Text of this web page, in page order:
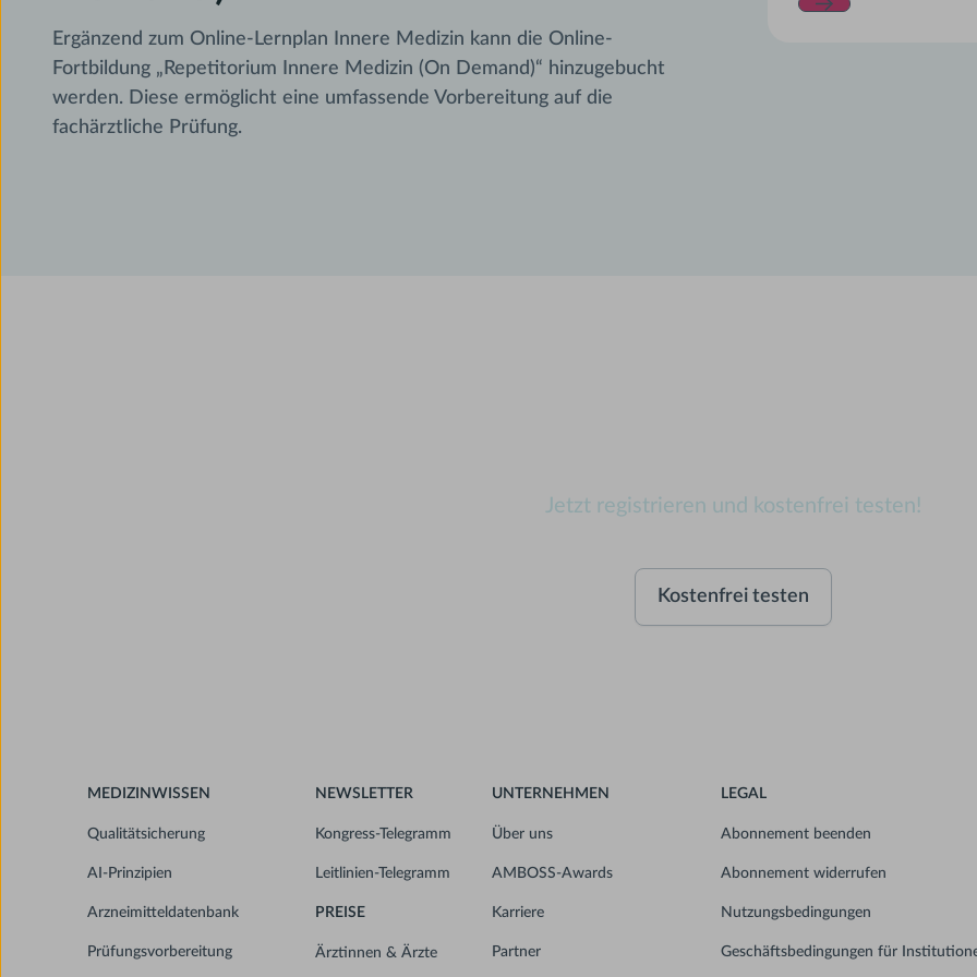
Ergänzend zum Online-Lernplan Innere Medizin kann die Online-
Fortbildung „Repetitorium Innere Medizin (On Demand)“ hinzugebucht
werden. Diese ermöglicht eine umfassende Vorbereitung auf die
fachärztliche Prüfung.
Jetzt registrieren und kostenfrei testen!
Kostenfrei testen
MEDIZINWISSEN
Qualitätsicherung
AI-Prinzipien
Arzneimitteldatenbank
Prüfungsvorbereitung
NEWSLETTER
Kongress-Telegramm
Leitlinien-Telegramm
PREISE
Ärztinnen & Ärzte
UNTERNEHMEN
Über uns
AMBOSS-Awards
Karriere
Partner
LEGAL
Abonnement beenden
Abonnement widerrufen
Nutzungsbedingungen
Geschäftsbedingungen für